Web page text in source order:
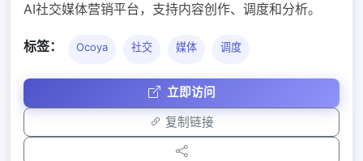
AI社交媒体营销平台，支持内容创作、调度和分析。
标签： Ocoya 社交 媒体 调度
立即访问
复制链接